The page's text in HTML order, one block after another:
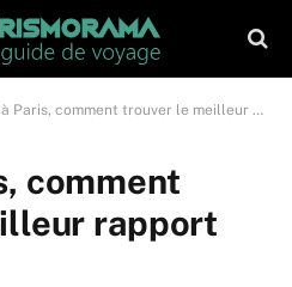
comment trouver le meilleur rapport qualité prix ?
comment
rapport